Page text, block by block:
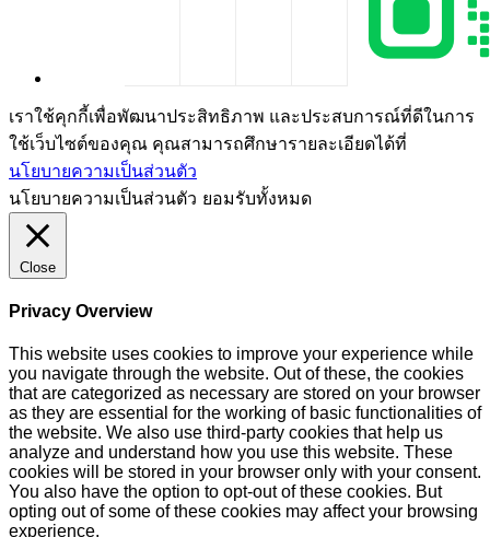
เราใช้คุกกี้เพื่อพัฒนาประสิทธิภาพ และประสบการณ์ที่ดีในการ
ใช้เว็บไซต์ของคุณ คุณสามารถศึกษารายละเอียดได้ที่
นโยบายความเป็นส่วนตัว
นโยบายความเป็นส่วนตัว ยอมรับทั้งหมด
Close
Privacy Overview
This website uses cookies to improve your experience while
you navigate through the website. Out of these, the cookies
that are categorized as necessary are stored on your browser
as they are essential for the working of basic functionalities of
the website. We also use third-party cookies that help us
analyze and understand how you use this website. These
cookies will be stored in your browser only with your consent.
You also have the option to opt-out of these cookies. But
opting out of some of these cookies may affect your browsing
experience.